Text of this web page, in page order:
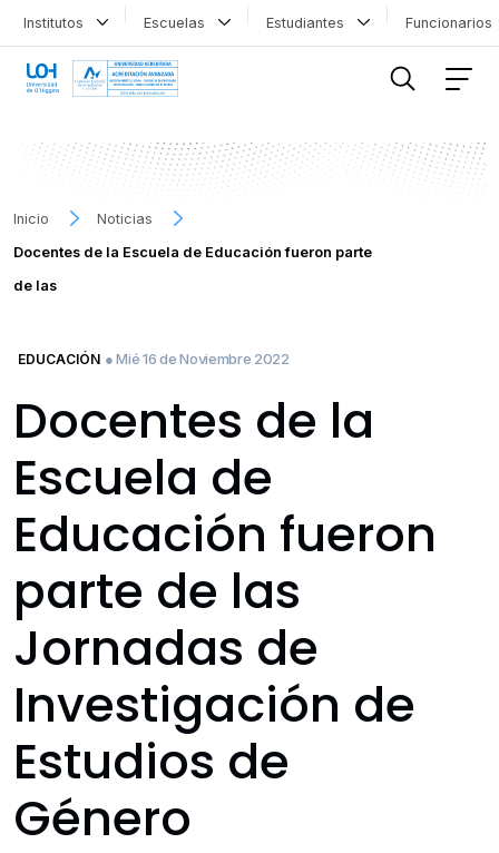
Institutos Escuelas Estudiantes
Inicio
Noticias
Docentes de la Escuela de Educación fueron parte
de las
EDUCACIÓN ● Mié 16 de Noviembre 2022
Docentes de la
Escuela de
Educación fueron
parte de las
Jornadas de
Investigación de
Estudios de
Género